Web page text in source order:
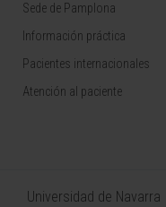
Sede de Pamplona
Información práctica
Pacientes internacionales
Atención al paciente
Universidad de Navarra